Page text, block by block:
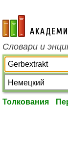
academic.ru
Словари и
Толкования